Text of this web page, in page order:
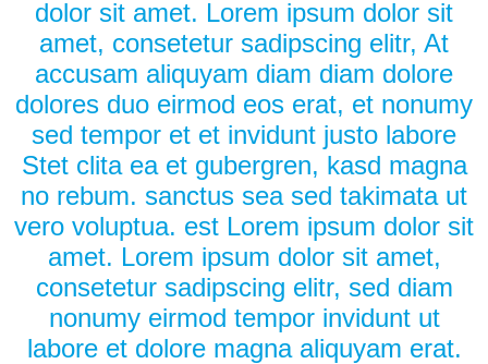
dolor sit amet. Lorem ipsum dolor sit
amet, consetetur sadipscing elitr, At
accusam aliquyam diam diam dolore
dolores duo eirmod eos erat, et nonumy
sed tempor et et invidunt justo labore
Stet clita ea et gubergren, kasd magna
no rebum. sanctus sea sed takimata ut
vero voluptua. est Lorem ipsum dolor sit
amet. Lorem ipsum dolor sit amet,
consetetur sadipscing elitr, sed diam
nonumy eirmod tempor invidunt ut
labore et dolore magna aliquyam erat.